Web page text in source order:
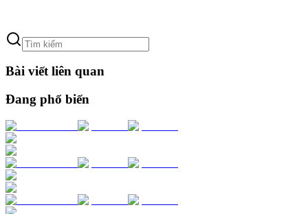
Bài viết liên quan
Đang phổ biến